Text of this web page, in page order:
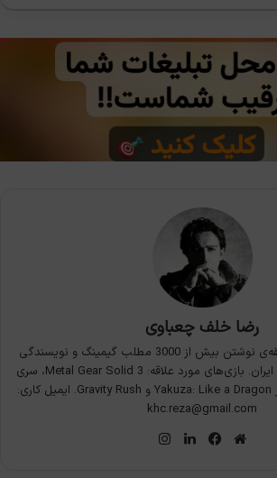
رضا خلف چعباوی
به نام خدا - سلام، سابقه‌ی نوشتن بیش از 3000 مطلب گیمینگ و نویسندگی
در بزرگ‌ترین سایت‌های ایران. بازی‌های مورد علاقه: Metal Gear Solid 3، سری
Devil May Cry، فرنچایز Yakuza: Like a Dragon و Gravity Rush. ایمیل کاری:
khc.reza@gmail.com
وبسایت
فیس
لینکدین